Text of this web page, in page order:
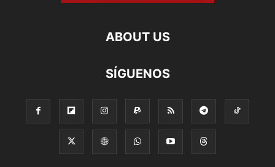
ABOUT US
SÍGUENOS